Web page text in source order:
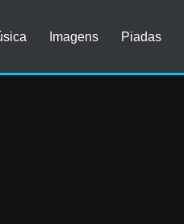
Imagens Piadas